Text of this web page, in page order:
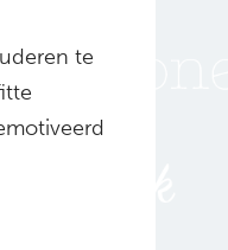
te